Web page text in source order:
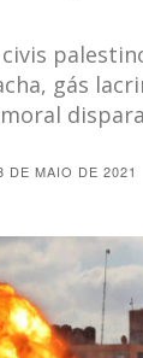
gás
DE MAIO DE 2021